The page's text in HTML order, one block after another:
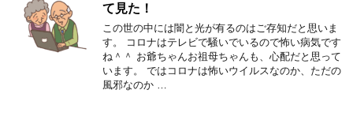
て見た！
この世の中には闇と光が有るのはご存知だと思いま
す。 コロナはテレビで騒いでいるので怖い病気です
ね＾＾ お爺ちゃんお祖母ちゃんも、心配だと思って
います。 ではコロナは怖いウイルスなのか、ただの
風邪なのか …